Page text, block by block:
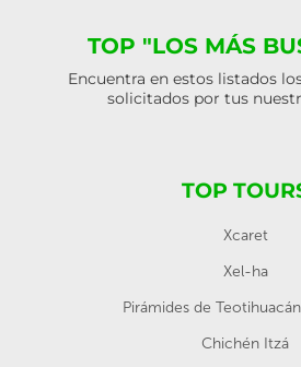
TOP "LOS MÁS
Encuentra en estos listados
solicitados por tus
TOP
Xcaret
Xel-ha
Pirámides de
Chichén Itzá